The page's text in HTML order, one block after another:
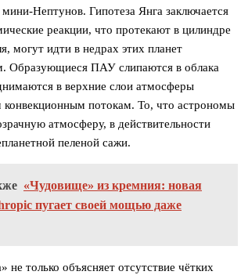
Нептунов. Гипотеза Янга заключается
реакции, что протекают в цилиндре
могут идти в недрах этих планет
Образующиеся ПАУ слипаются в облака
в верхние слои атмосферы
конвекционным потокам. То, что астрономы
атмосферу, в действительности
пеленой сажи.
«Чудовище» из кремния: новая
пугает своей мощью даже
не только объясняет отсутствие чётких